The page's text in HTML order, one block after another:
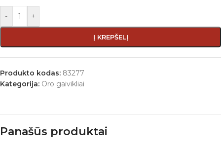
- +
Į KREPŠELĮ
Produkto kodas: 83277
Kategorija: Oro gaivikliai
Panašūs produktai